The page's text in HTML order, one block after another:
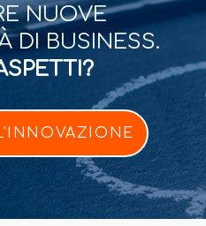
NUOVE
DI BUSINESS.